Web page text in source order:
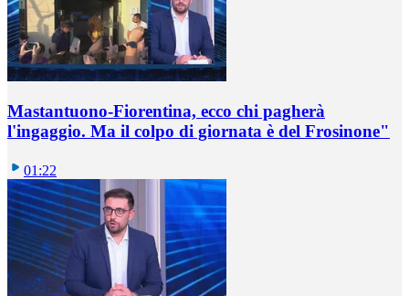
Mastantuono-Fiorentina, ecco chi pagherà
l'ingaggio. Ma il colpo di giornata è del Frosinone"
01:22